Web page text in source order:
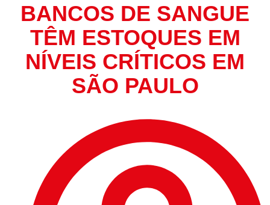
BANCOS DE SANGUE
TÊM ESTOQUES EM
NÍVEIS CRÍTICOS EM
SÃO PAULO